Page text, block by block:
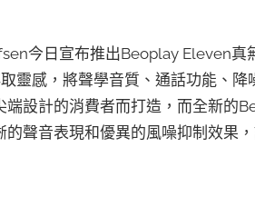
今日宣布推出Beoplay Eleven真
靈感，將聲學音質、通話功能、降
設計的消費者而打造，而全新的
聲音表現和優異的風噪抑制效果